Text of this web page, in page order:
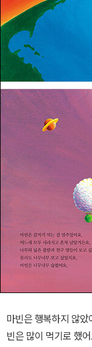
마빈은 행복하지 않
빈은 많이 먹기로 했